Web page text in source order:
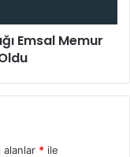
Emsal Memur
alanlar * ile